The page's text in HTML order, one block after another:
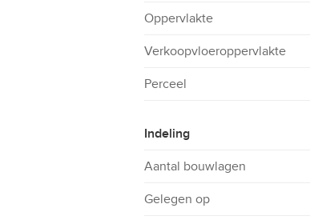
Oppervlakte
Verkoopvloeroppervlakte
Perceel
Indeling
Aantal bouwlagen
Gelegen op